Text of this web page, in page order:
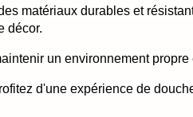
matériaux durables et
décor.
un environnement propre
d'une expérience de